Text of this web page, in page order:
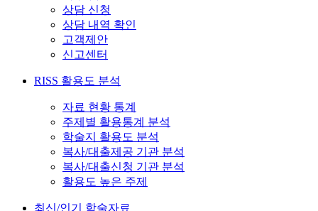
상담 신청
상담 내역 확인
고객제안
신고센터
RISS 활용도 분석
자료 현황 통계
주제별 활용통계 분석
학술지 활용도 분석
복사/대출제공 기관 분석
복사/대출신청 기관 분석
활용도 높은 주제
최신/인기 학술자료